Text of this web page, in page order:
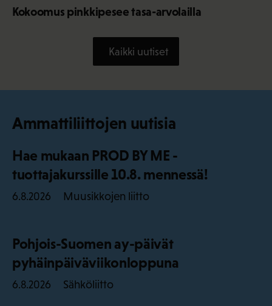
Kokoomus pinkkipesee tasa-arvolailla
Kaikki uutiset
Ammattiliittojen uutisia
Hae mukaan PROD BY ME -
tuottajakurssille 10.8. mennessä!
6.8.2026 Muusikkojen liitto
Pohjois-Suomen ay-päivät
pyhäinpäiväviikonloppuna
6.8.2026 Sähköliitto